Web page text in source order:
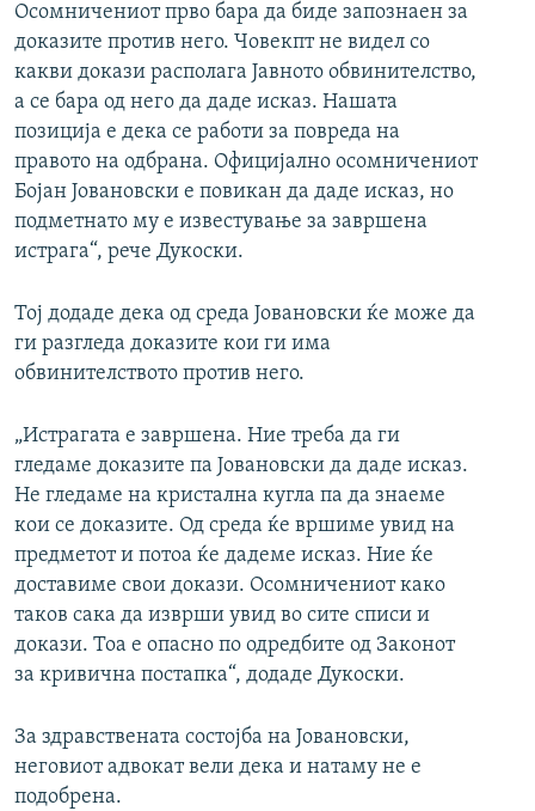
Осомничениот прво бара да биде запознаен за
доказите против него. Човекпт не видел со
какви докази располага Јавното обвинителство,
а се бара од него да даде исказ. Нашата
позиција е дека се работи за повреда на
правото на одбрана. Официјално осомничениот
Бојан Јовановски е повикан да даде исказ, но
подметнато му е известување за завршена
истрага“, рече Дукоски.
Тој додаде дека од среда Јовановски ќе може да
ги разгледа доказите кои ги има
обвинителството против него.
„Истрагата е завршена. Ние треба да ги
гледаме доказите па Јовановски да даде исказ.
Не гледаме на кристална кугла па да знаеме
кои се доказите. Од среда ќе вршиме увид на
предметот и потоа ќе дадеме исказ. Ние ќе
доставиме свои докази. Осомничениот како
таков сака да изврши увид во сите списи и
докази. Тоа е опасно по одредбите од Законот
за кривична постапка“, додаде Дукоски.
За здравствената состојба на Јовановски,
неговиот адвокат вели дека и натаму не е
подобрена.